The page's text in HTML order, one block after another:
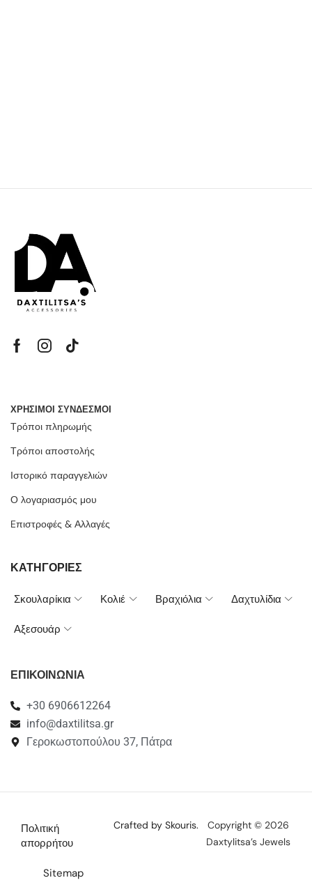
ΧΡΗΣΙΜΟΙ ΣΥΝΔΕΣΜΟΙ
Τρόποι πληρωμής
Τρόποι αποστολής
Ιστορικό παραγγελιών
Ο λογαριασμός μου
Eπιστροφές & Αλλαγές
ΚΑΤΗΓΟΡΙΕΣ
Σκουλαρίκια Κολιέ Βραχιόλια Δαχτυλίδια
Αξεσουάρ
ΕΠΙΚΟΙΝΩΝΙΑ
+30 6906612264
info@daxtilitsa.gr
Γεροκωστοπούλου 37, Πάτρα
Πολιτική
απορρήτου
Sitemap
Crafted by Skouris.
Copyright © 2026
Daxtylitsa’s Jewels